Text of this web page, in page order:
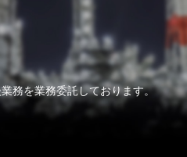
務を業務委託しております。